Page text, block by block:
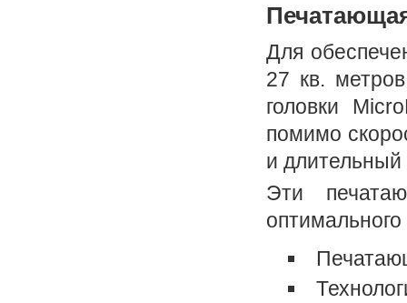
Для
27 кв.
головки
помимо
и
Эти